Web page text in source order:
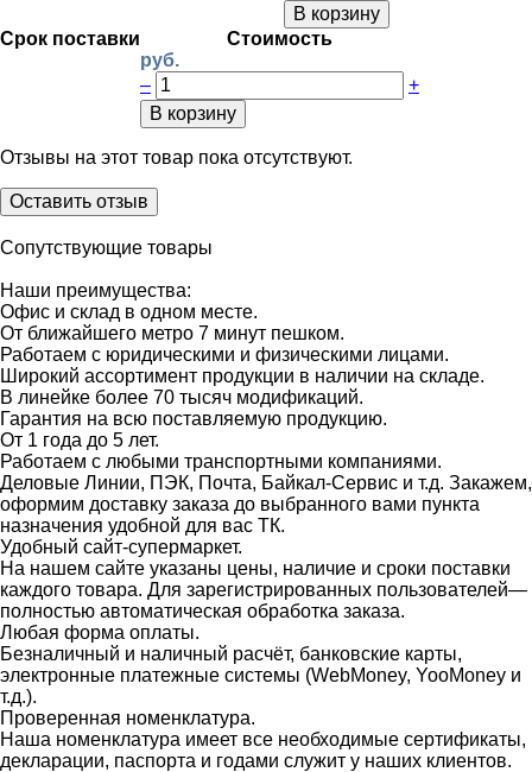
В корзину
Срок поставки
Стоимость
руб.
–
+
В корзину
Отзывы на этот товар пока отсутствуют.
Оставить отзыв
Сопутствующие товары
Наши преимущества:
Офис и склад в одном месте.
От ближайшего метро 7 минут пешком.
Работаем с юридическими и физическими лицами.
Широкий ассортимент продукции в наличии на складе.
В линейке более 70 тысяч модификаций.
Гарантия на всю поставляемую продукцию.
От 1 года до 5 лет.
Работаем с любыми транспортными компаниями.
Деловые Линии, ПЭК, Почта, Байкал-Сервис и т.д. Закажем,
оформим доставку заказа до выбранного вами пункта
назначения удобной для вас ТК.
Удобный сайт-супермаркет.
На нашем сайте указаны цены, наличие и сроки поставки
каждого товара. Для зарегистрированных пользователей—
полностью автоматическая обработка заказа.
Любая форма оплаты.
Безналичный и наличный расчёт, банковские карты,
электронные платежные системы (WebMoney, YooMoney и
т.д.).
Проверенная номенклатура.
Наша номенклатура имеет все необходимые сертификаты,
декларации, паспорта и годами служит у наших клиентов.